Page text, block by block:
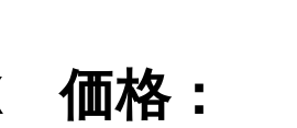
価格：